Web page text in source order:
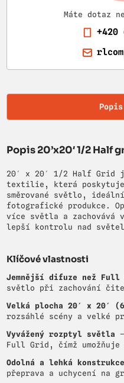
Máte dotaz
+420
Popis 20’x20′ 1/2 Half
20′ x 20′ 1/2 Half
textilie, která poskytuje
směrované světlo,
fotografické produkce.
více světla a zachovává
lepší kontrolu nad
Klíčové vlastnosti
Jemnější difuze než Full
světlo při zachování
Velká plocha 20′ x 20′
rozsáhlé scény a velké
Vyvážený rozptyl světla
Full Grid, čímž
Odolná a lehká konstrukce
přeprava a uchycení na